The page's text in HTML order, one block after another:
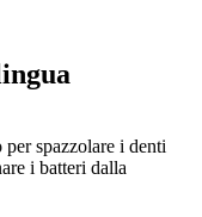
spazzolare i denti
i batteri dalla